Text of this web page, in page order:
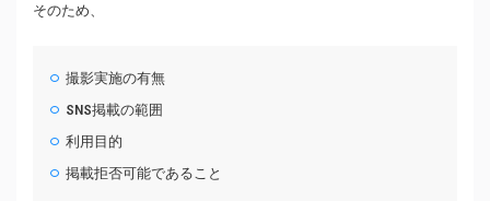
そのため、
撮影実施の有無
SNS掲載の範囲
利用目的
掲載拒否可能であること